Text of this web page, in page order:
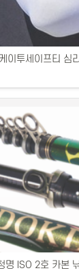
월합니다.4. 은성
인기를 누립니다.5.
시 스타일을 만족시
가장 인기있는
양한 제품의 장단점
호하는 상품을 소
적인 제품을 확인하
의 제품을 소개합니
이투세이프티 심
명 ISO 2호 카본